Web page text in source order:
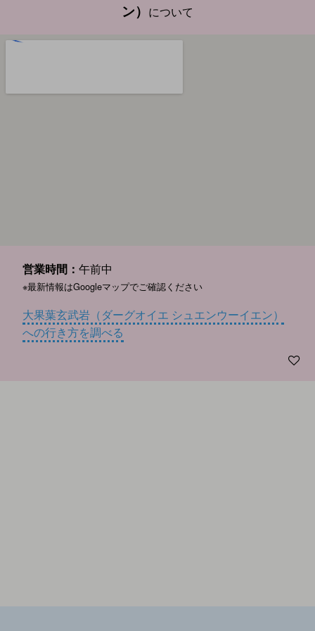
ン） について
営業時間： 午前中
※最新情報はGoogleマップでご確認ください
大果葉玄武岩（ダーグオイエ シュエンウーイエン）
への行き方を調べる